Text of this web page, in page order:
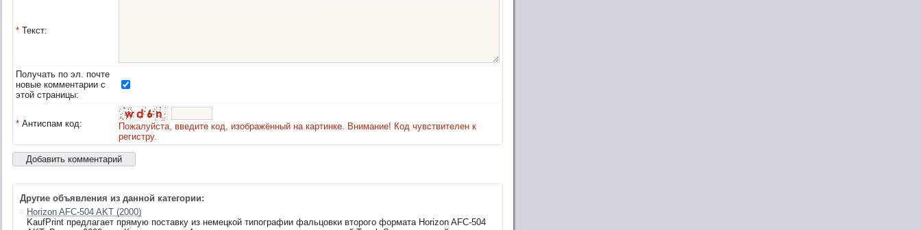
* Текст:
Получать по эл. почте
новые комментарии с
этой страницы:
* Антиспам код:
Пожалуйста, введите код, изображённый на картинке. Внимание! Код чувствителен к
регистру.
Другие объявления из данной категории:
Horizon AFC-504 AKT (2000)
KaufPrint предлагает прямую поставку из немецкой типографии фальцовки второго формата Horizon AFC-504